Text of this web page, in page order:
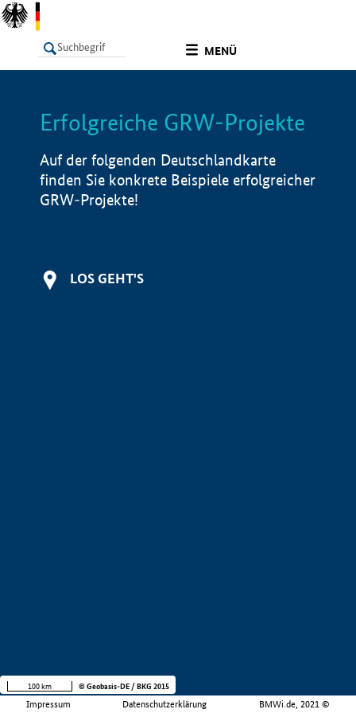
MENÜ
LISTE Info
Erfolgreiche GRW-Projekte
Auf der folgenden Deutschlandkarte
finden Sie konkrete Beispiele erfolgreicher
GRW-Projekte!
LOS GEHT'S
Impressum Datenschutzerklärung BMWi.de, 2021 ©
100 km © Geobasis-DE / BKG 2015